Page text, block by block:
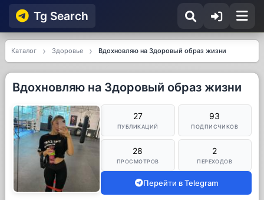
Tg Searсh
Каталог Здоровье Вдохновляю на Здоровый образ жизни
Вдохновляю на Здоровый образ жизни
27
ПУБЛИКАЦИЙ
93
ПОДПИСЧИКОВ
28
ПРОСМОТРОВ
2
ПЕРЕХОДОВ
Перейти в Telegram